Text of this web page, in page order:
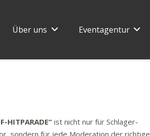
Über uns Eventagentur
HITPARADE“ ist nicht nur für Schlager-
sondern für jede Moderation der richtige